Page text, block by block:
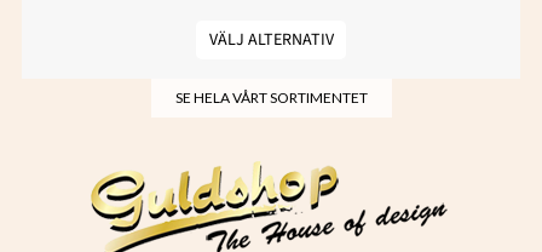
VÄLJ ALTERNATIV
SE HELA VÅRT SORTIMENTET